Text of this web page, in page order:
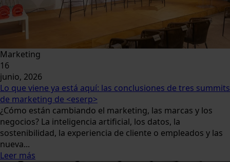
Marketing
16
junio, 2026
Lo que viene ya está aquí: las conclusiones de tres summits
de marketing de <eserp>
¿Cómo están cambiando el marketing, las marcas y los
negocios? La inteligencia artificial, los datos, la
sostenibilidad, la experiencia de cliente o empleados y las
nueva...
Leer más